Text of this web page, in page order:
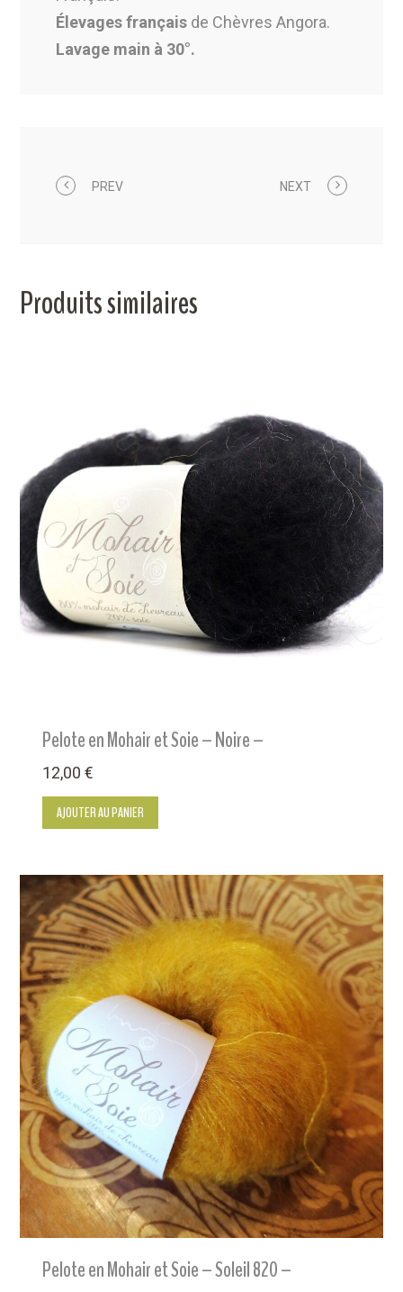
Élevages français de Chèvres Angora.
Lavage main à 30°.
PREV NEXT
Produits similaires
Pelote en Mohair et Soie – Noire –
12,00€
AJOUTER AU PANIER
Pelote en Mohair et Soie – Soleil 820 –